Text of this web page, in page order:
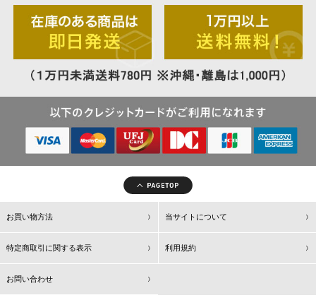
お買い物方法 当サイトについて
特定商取引に関する表示 利用規約
お問い合わせ